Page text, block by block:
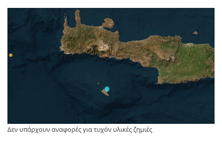
Δεν υπάρχουν αναφορές για τυχόν υλικές ζημιές